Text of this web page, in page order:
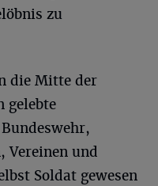
zu
die Mitte der
gelebte
Vereinen und
Soldat gewesen